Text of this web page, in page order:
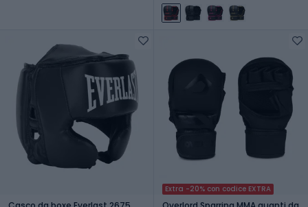
Extra -20% con codice EXTRA